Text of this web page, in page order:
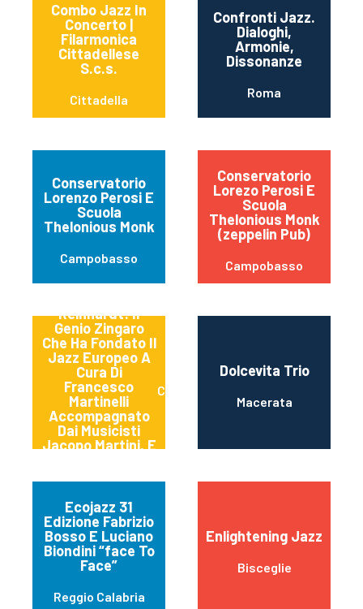
Combo Jazz In
Concerto |
Filarmonica
Cittadellese
S.c.s.
Cittadella
Confronti Jazz.
Dialoghi,
Armonie,
Dissonanze
Roma
Conservatorio
Lorenzo Perosi E
Scuola
Thelonious Monk
Campobasso
Conservatorio
Lorezo Perosi E
Scuola
Thelonious Monk
(zeppelin Pub)
Campobasso
Reinhardt: Il
Genio Zingaro
Che Ha Fondato Il
Jazz Europeo A
Cura Di
Francesco
Martinelli
Accompagnato
Dai Musicisti
Jacopo Martini, E
Cerrerto Guidi
Dolcevita Trio
Macerata
Ecojazz 31
Edizione Fabrizio
Bosso E Luciano
Biondini “face To
Face”
Reggio Calabria
Enlightening Jazz
Bisceglie